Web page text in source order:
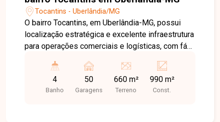
Tocantins - Uberlândia/MG
O bairro Tocantins, em Uberlândia-MG, possui
localização estratégica e excelente infraestrutura
para operações comerciais e logísticas, com fácil
A região é ideal para empresas que necessitam
de agilidade no transporte, distribuição e
movimentação de cargas. Galpão comercial em
4
Banho
50
Garagens
660 m²
Terreno
990 m²
Const.